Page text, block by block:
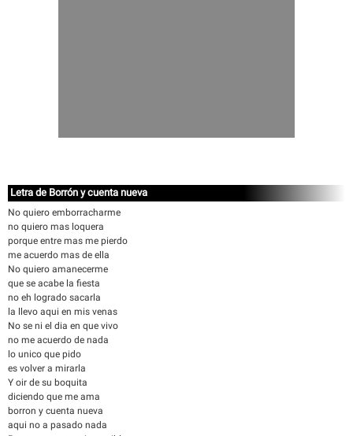
Letra de Borrón y cuenta nueva
No quiero emborracharme
no quiero mas loquera
porque entre mas me pierdo
me acuerdo mas de ella
No quiero amanecerme
que se acabe la fiesta
no eh logrado sacarla
la llevo aqui en mis venas
No se ni el dia en que vivo
no me acuerdo de nada
lo unico que pido
es volver a mirarla
Y oir de su boquita
diciendo que me ama
borron y cuenta nueva
aqui no a pasado nada